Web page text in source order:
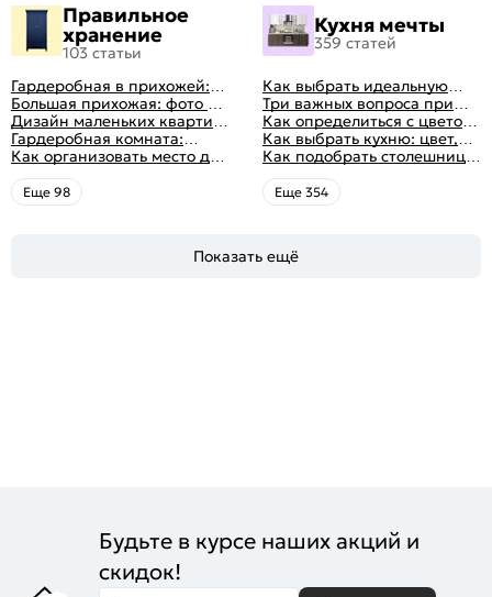
Правильное
хранение
103 статьи
Гардеробная в прихожей:
виды, фото в интерьере,
идеи дизайна
Большая прихожая: фото с
функциональным
распределением дизайна
Дизайн маленьких квартир:
10 идей для дизайна
интерьера с фото
Гардеробная комната:
дизайн, планировка, советы
по обустройству,
распространенные ошибки
Как организовать место для
хранения на балконе
Eще 98
Кухня мечты
359 статей
Как выбрать идеальную
планировку для кухни
Три важных вопроса при
выборе кухни: готовка,
посуда, комфорт
Как определиться с цветом
кухни: светлые, темные,
яркие
Как выбрать кухню: цвет,
планировка, аксессуары
Как подобрать столешницу
для кухни по цвету
Eще 354
Показать ещё
Будьте в курсе наших акций и
скидок!